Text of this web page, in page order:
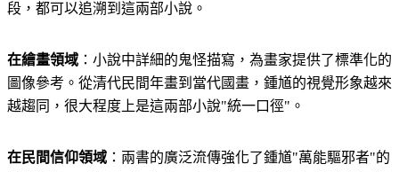
段，都可以追溯到這兩部小說。
在繪畫領域 ：小說中詳細的鬼怪描寫，為畫家提供了標準化的
圖像參考。從清代民間年畫到當代國畫，鍾馗的視覺形象越來
越趨同，很大程度上是這兩部小說"統一口徑"。
在民間信仰領域 ：兩書的廣泛流傳強化了鍾馗"萬能驅邪者"的